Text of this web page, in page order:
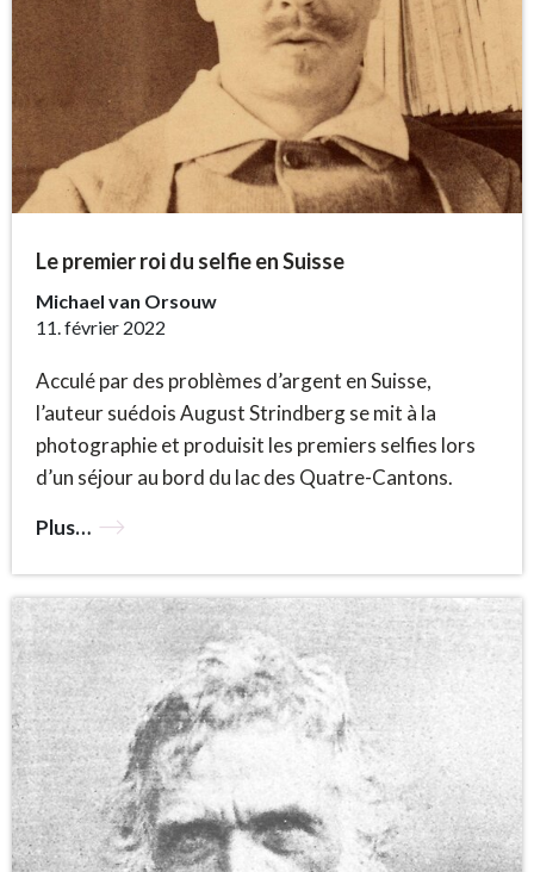
Le premier roi du selfie en Suisse
Michael van Orsouw
11. février 2022
Acculé par des problèmes d’argent en Suisse,
l’auteur suédois August Strindberg se mit à la
photographie et produisit les premiers selfies lors
d’un séjour au bord du lac des Quatre-Cantons.
Plus…